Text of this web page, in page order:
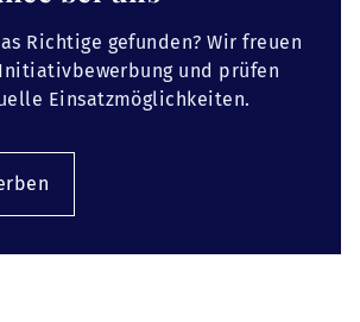
Richtige gefunden? Wir freuen
und prüfen
Einsatzmöglichkeiten.